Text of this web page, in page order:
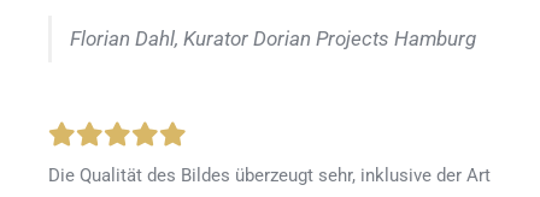
Florian Dahl, Kurator Dorian Projects Hamburg
Die Qualität des Bildes überzeugt sehr, inklusive der Art